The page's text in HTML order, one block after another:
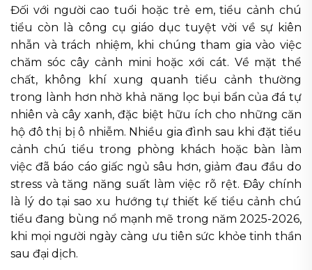
Đối với người cao tuổi hoặc trẻ em, tiểu cảnh chú
tiểu còn là công cụ giáo dục tuyệt vời về sự kiên
nhẫn và trách nhiệm, khi chúng tham gia vào việc
chăm sóc cây cảnh mini hoặc xới cát. Về mặt thể
chất, không khí xung quanh tiểu cảnh thường
trong lành hơn nhờ khả năng lọc bụi bẩn của đá tự
nhiên và cây xanh, đặc biệt hữu ích cho những căn
hộ đô thị bị ô nhiễm. Nhiều gia đình sau khi đặt tiểu
cảnh chú tiểu trong phòng khách hoặc bàn làm
việc đã báo cáo giấc ngủ sâu hơn, giảm đau đầu do
stress và tăng năng suất làm việc rõ rệt. Đây chính
là lý do tại sao xu hướng tự thiết kế tiểu cảnh chú
tiểu đang bùng nổ mạnh mẽ trong năm 2025-2026,
khi mọi người ngày càng ưu tiên sức khỏe tinh thần
sau đại dịch.